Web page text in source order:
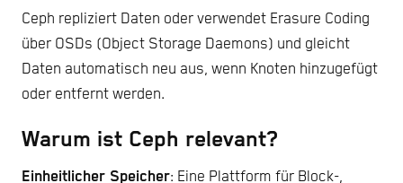
Ceph repliziert Daten oder verwendet Erasure Coding
über OSDs (Object Storage Daemons) und gleicht
Daten automatisch neu aus, wenn Knoten hinzugefügt
oder entfernt werden.
Warum ist Ceph relevant?
Einheitlicher Speicher: Eine Plattform für Block-,